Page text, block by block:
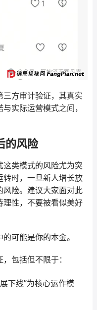
方审计验证，其真实
实际运营模式之间，
的风险
类模式的风险尤为突
时，一旦新人增长放
险。建议大家面对此
性，不要被看似美好
可能是你的本金。
包括但不限于：
下线”为核心运作模